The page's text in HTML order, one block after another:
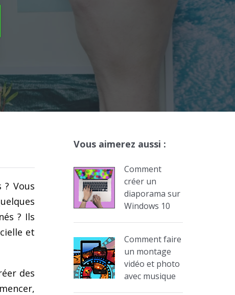
Vous
? Ils
et
des
Vous aimerez aussi :
Comment
créer un
diaporama sur
Windows 10
Comment faire
un montage
vidéo et photo
avec musique